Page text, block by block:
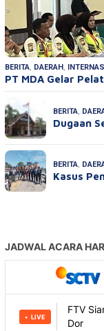
BERITA, DAERAH ,
PT MDA Gelar
BERITA,
Dugaan
BERITA,
Kasus